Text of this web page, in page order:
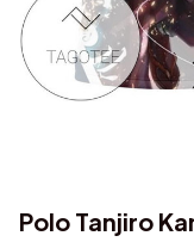
Polo Tanjiro